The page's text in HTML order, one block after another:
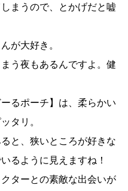
まうので、とかげだと嘘
が大好き。
う夜もあるんですよ。健
るポーチ】は、柔らかい
タリ。
と、狭いところが好きな
るように見えますね！
ターとの素敵な出会いが